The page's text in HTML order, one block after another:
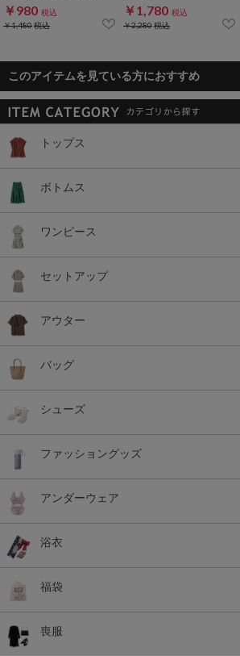
￥980 税込
￥1,480税込
￥1,780 税込
￥2,280税込
このアイテムを見ている方におすすめ
トップス
ボトムス
ワンピース
セットアップ
アウター
バッグ
シューズ
ファッショングッズ
アンダーウェア
浴衣
福袋
喪服